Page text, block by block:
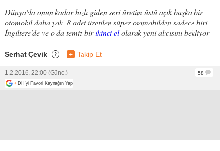
Dünya'da onun kadar hızlı giden seri üretim üstü açık başka bir
otomobil daha yok. 8 adet üretilen süper otomobilden sadece biri
İngiltere'de ve o da temiz birikinci elolarak yeni alıcısını bekliyor
Serhat Çevik ? + Takip Et
1.2.2016, 22:00 (Günc.)
58
+ DH'yi Favori Kaynağın Yap